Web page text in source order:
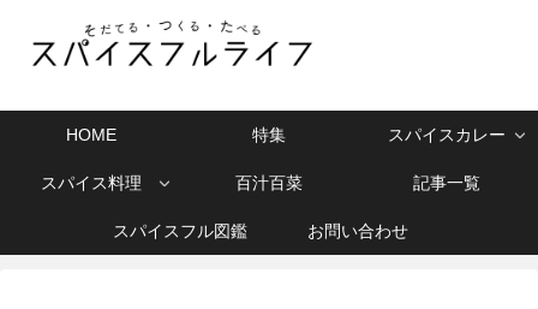
HOME 特集 スパイスカレー
スパイス料理 百汁百菜 記事一覧
スパイスフル図鑑 お問い合わせ